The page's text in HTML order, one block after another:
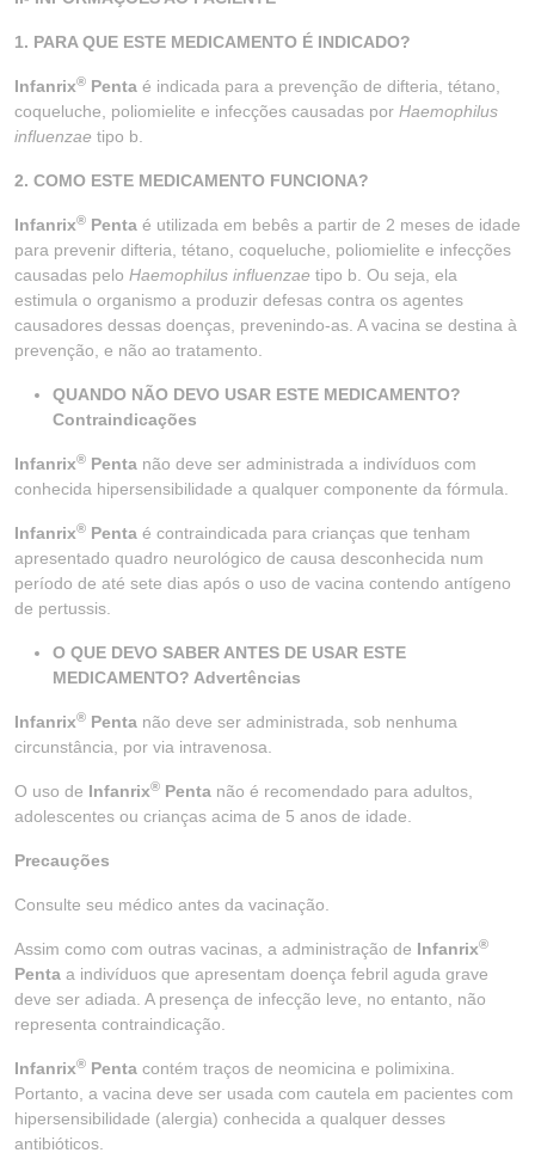
1. PARA QUE ESTE MEDICAMENTO É INDICADO?
Infanrix® Penta é indicada para a prevenção de difteria, tétano,
coqueluche, poliomielite e infecções causadas por Haemophilus
influenzae tipo b.
2. COMO ESTE MEDICAMENTO FUNCIONA?
Infanrix® Penta é utilizada em bebês a partir de 2 meses de idade
para prevenir difteria, tétano, coqueluche, poliomielite e infecções
causadas pelo Haemophilus influenzae tipo b. Ou seja, ela
estimula o organismo a produzir defesas contra os agentes
causadores dessas doenças, prevenindo-as. A vacina se destina à
prevenção, e não ao tratamento.
QUANDO NÃO DEVO USAR ESTE MEDICAMENTO?
Contraindicações
Infanrix® Penta não deve ser administrada a indivíduos com
conhecida hipersensibilidade a qualquer componente da fórmula.
Infanrix® Penta é contraindicada para crianças que tenham
apresentado quadro neurológico de causa desconhecida num
período de até sete dias após o uso de vacina contendo antígeno
de pertussis.
O QUE DEVO SABER ANTES DE USAR ESTE
MEDICAMENTO? Advertências
Infanrix® Penta não deve ser administrada, sob nenhuma
circunstância, por via intravenosa.
O uso de Infanrix® Penta não é recomendado para adultos,
adolescentes ou crianças acima de 5 anos de idade.
Precauções
Consulte seu médico antes da vacinação.
Assim como com outras vacinas, a administração de Infanrix®
Penta a indivíduos que apresentam doença febril aguda grave
deve ser adiada. A presença de infecção leve, no entanto, não
representa contraindicação.
Infanrix® Penta contém traços de neomicina e polimixina.
Portanto, a vacina deve ser usada com cautela em pacientes com
hipersensibilidade (alergia) conhecida a qualquer desses
antibióticos.